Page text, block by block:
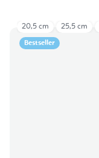
Bestseller
20,5 cm 25,5 cm